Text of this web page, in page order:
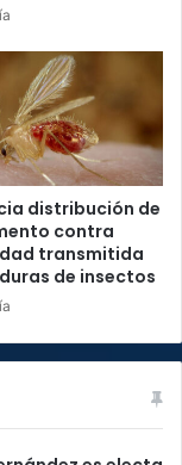
distribución de
contra
transmitida
de insectos